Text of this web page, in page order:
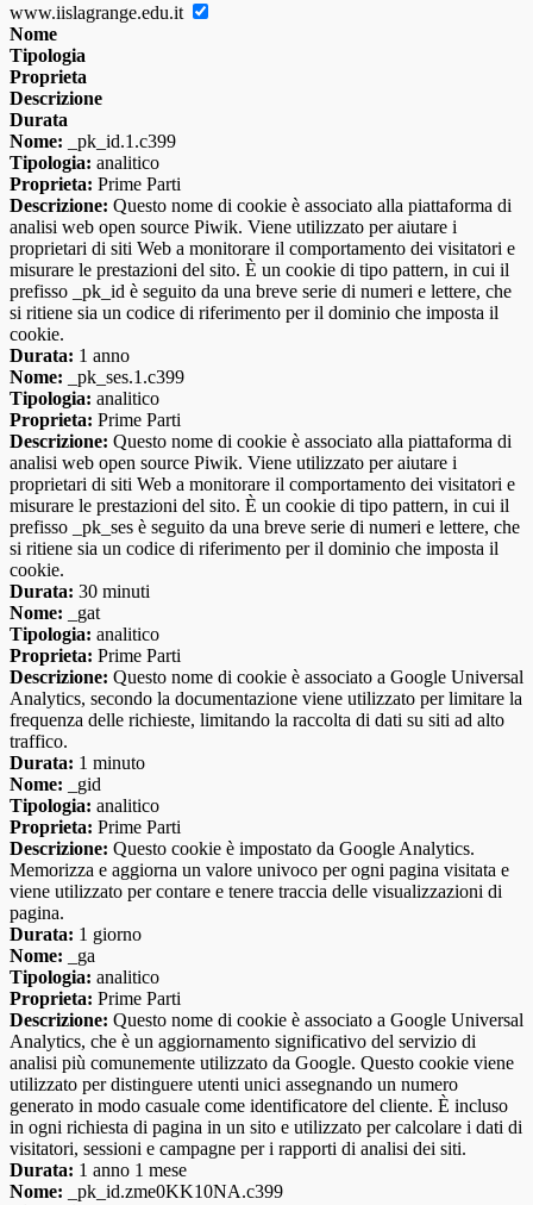
www.iislagrange.edu.it
Nome
Tipologia
Proprieta
Descrizione
Durata
Nome: _pk_id.1.c399
Tipologia: analitico
Proprieta: Prime Parti
Descrizione: Questo nome di cookie è associato alla piattaforma di
analisi web open source Piwik. Viene utilizzato per aiutare i
proprietari di siti Web a monitorare il comportamento dei visitatori e
misurare le prestazioni del sito. È un cookie di tipo pattern, in cui il
prefisso _pk_id è seguito da una breve serie di numeri e lettere, che
si ritiene sia un codice di riferimento per il dominio che imposta il
cookie.
Durata: 1 anno
Nome: _pk_ses.1.c399
Tipologia: analitico
Proprieta: Prime Parti
Descrizione: Questo nome di cookie è associato alla piattaforma di
analisi web open source Piwik. Viene utilizzato per aiutare i
proprietari di siti Web a monitorare il comportamento dei visitatori e
misurare le prestazioni del sito. È un cookie di tipo pattern, in cui il
prefisso _pk_ses è seguito da una breve serie di numeri e lettere, che
si ritiene sia un codice di riferimento per il dominio che imposta il
cookie.
Durata: 30 minuti
Nome: _gat
Tipologia: analitico
Proprieta: Prime Parti
Descrizione: Questo nome di cookie è associato a Google Universal
Analytics, secondo la documentazione viene utilizzato per limitare la
frequenza delle richieste, limitando la raccolta di dati su siti ad alto
traffico.
Durata: 1 minuto
Nome: _gid
Tipologia: analitico
Proprieta: Prime Parti
Descrizione: Questo cookie è impostato da Google Analytics.
Memorizza e aggiorna un valore univoco per ogni pagina visitata e
viene utilizzato per contare e tenere traccia delle visualizzazioni di
pagina.
Durata: 1 giorno
Nome: _ga
Tipologia: analitico
Proprieta: Prime Parti
Descrizione: Questo nome di cookie è associato a Google Universal
Analytics, che è un aggiornamento significativo del servizio di
analisi più comunemente utilizzato da Google. Questo cookie viene
utilizzato per distinguere utenti unici assegnando un numero
generato in modo casuale come identificatore del cliente. È incluso
in ogni richiesta di pagina in un sito e utilizzato per calcolare i dati di
visitatori, sessioni e campagne per i rapporti di analisi dei siti.
Durata: 1 anno 1 mese
Nome: _pk_id.zme0KK10NA.c399